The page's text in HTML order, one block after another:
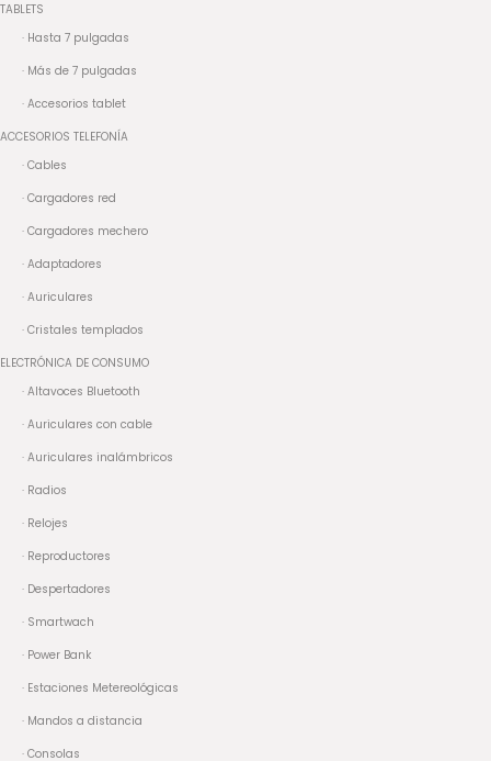
TABLETS
· Hasta 7 pulgadas
· Más de 7 pulgadas
· Accesorios tablet
ACCESORIOS TELEFONÍA
· Cables
· Cargadores red
· Cargadores mechero
· Adaptadores
· Auriculares
· Cristales templados
ELECTRÓNICA DE CONSUMO
· Altavoces Bluetooth
· Auriculares con cable
· Auriculares inalámbricos
· Radios
· Relojes
· Reproductores
· Despertadores
· Smartwach
· Power Bank
· Estaciones Metereológicas
· Mandos a distancia
· Consolas